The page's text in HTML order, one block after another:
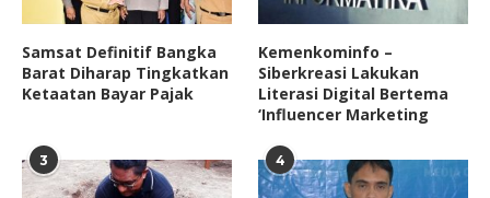
Samsat Definitif Bangka
Barat Diharap Tingkatkan
Ketaatan Bayar Pajak
Kemenkominfo –
Siberkreasi Lakukan
Literasi Digital Bertema
‘Influencer Marketing
3 4